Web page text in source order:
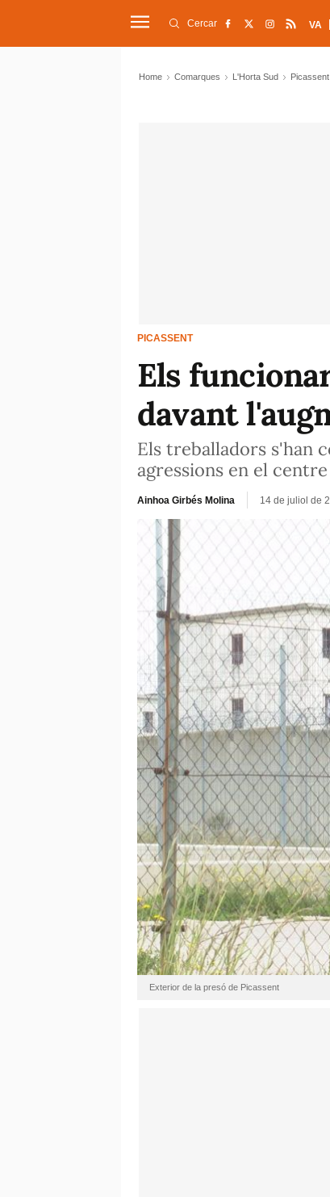
Cercar VA
Home Comarques L'Horta Sud Picassent
PICASSENT
Els
davant
Els treballadors s'han
agressions en el
Ainhoa Girbés Molina 14 de juliol de
Exterior de la presó de Picassent